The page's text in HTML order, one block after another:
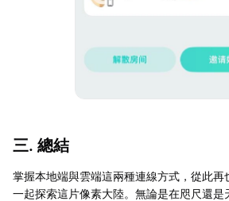
三. 總結
掌握本地端與雲端這兩種連線方式，從此再
一起探索這片像素大陸。無論是在咫尺還是